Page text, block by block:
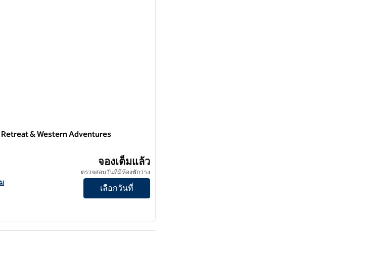
Retreat & Western Adventures
& Western Adventures โรงแรม SLH
าหรับ RiverView Ranch Retreat & Western Adventures โรงแรม SLH
จองเต็มแล้ว
ตรวจสอบวันที่มีห้องพักว่าง
เลือกวันที่